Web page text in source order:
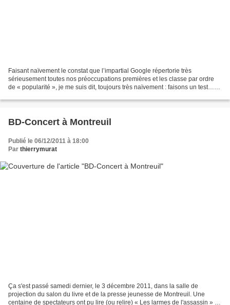
Faisant naïvement le constat que l’impartial Google répertorie très
sérieusement toutes nos préoccupations premières et les classe par ordre
de « popularité », je me suis dit, toujours très naïvement : faisons un test…
BD-Concert à Montreuil
Publié le 06/12/2011 à 18:00
Par thierrymurat
Ça s'est passé samedi dernier, le 3 décembre 2011, dans la salle de
projection du salon du livre et de la presse jeunesse de Montreuil. Une
centaine de spectateurs ont pu lire (ou relire) « Les larmes de l'assassin » au